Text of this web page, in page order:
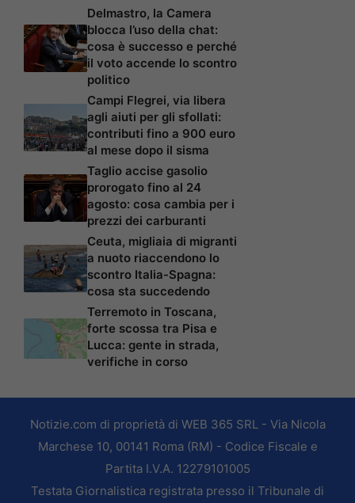
Delmastro, la Camera
blocca l’uso della chat:
cosa è successo e perché
il voto accende lo scontro
politico
Campi Flegrei, via libera
agli aiuti per gli sfollati:
contributi fino a 900 euro
al mese dopo il sisma
Taglio accise gasolio
prorogato fino al 24
agosto: cosa cambia per i
prezzi dei carburanti
Ceuta, migliaia di migranti
a nuoto riaccendono lo
scontro Italia-Spagna:
cosa sta succedendo
Terremoto in Toscana,
forte scossa tra Pisa e
Lucca: gente in strada,
verifiche in corso
Notizie.com di proprietà di WEB 365 SRL - Via Nicola
Marchese 10, 00141 Roma (RM) - Codice Fiscale e
Partita I.V.A. 12279101005
Testata Giornalistica registrata presso il Tribunale di